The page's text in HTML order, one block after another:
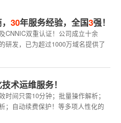
30年服务经验，全国3强！
CNNIC双重认证！公司成立十余
研发，已为超过1000万域名提供了
术运维服务！
时间只需10分钟；批量操作解析；
；自动续费保护！等多项人性化的